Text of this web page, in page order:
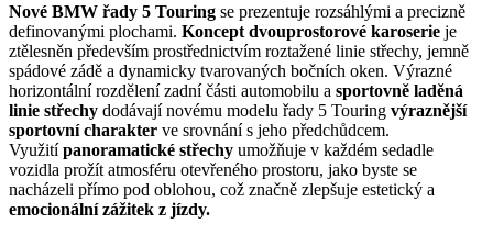
Nové BMW řady 5 Touring se prezentuje rozsáhlými a precizně
definovanými plochami. Koncept dvouprostorové karoserie je
ztělesněn především prostřednictvím roztažené linie střechy, jemně
spádové zádě a dynamicky tvarovaných bočních oken. Výrazné
horizontální rozdělení zadní části automobilu a sportovně laděná
linie střechy dodávají novému modelu řady 5 Touring výraznější
sportovní charakter ve srovnání s jeho předchůdcem.
Využitípanoramatické střechy umožňuje v každém sedadle
vozidla prožít atmosféru otevřeného prostoru, jako byste se
nacházeli přímo pod oblohou, což značně zlepšuje estetický a
emocionální zážitek z jízdy.